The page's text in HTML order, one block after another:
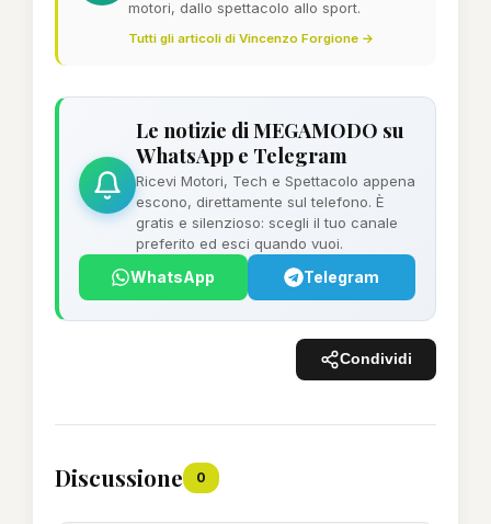
motori, dallo spettacolo allo sport.
Tutti gli articoli di Vincenzo Forgione →
Le notizie di MEGAMODO su
WhatsApp e Telegram
Ricevi Motori, Tech e Spettacolo appena
escono, direttamente sul telefono. È
gratis e silenzioso: scegli il tuo canale
preferito ed esci quando vuoi.
WhatsApp Telegram
Condividi
Discussione 0